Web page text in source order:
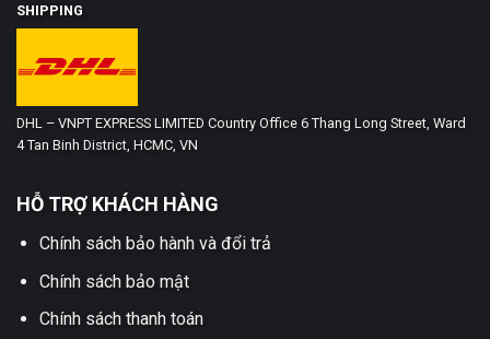
SHIPPING
DHL – VNPT EXPRESS LIMITED Country Office 6 Thang Long Street, Ward
4 Tan Binh District, HCMC, VN
HỖ TRỢ KHÁCH HÀNG
Chính sách bảo hành và đổi trả
Chính sách bảo mật
Chính sách thanh toán